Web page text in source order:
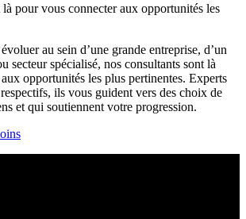
là pour vous connecter aux opportunités les
au sein d’une grande entreprise, d’un
secteur spécialisé, nos consultants sont là
opportunités les plus pertinentes. Experts
ils vous guident vers des choix de
et qui soutiennent votre progression.